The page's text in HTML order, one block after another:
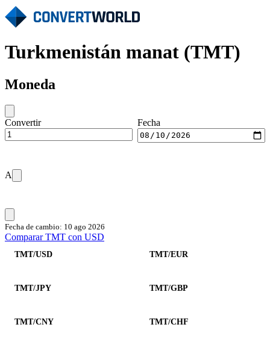
Turkmenistán manat (TMT)
Moneda
Convertir Fecha
A
Fecha de cambio: 10 ago 2026
Comparar TMT con USD
TMT/USD TMT/EUR
TMT/JPY TMT/GBP
TMT/CNY TMT/CHF